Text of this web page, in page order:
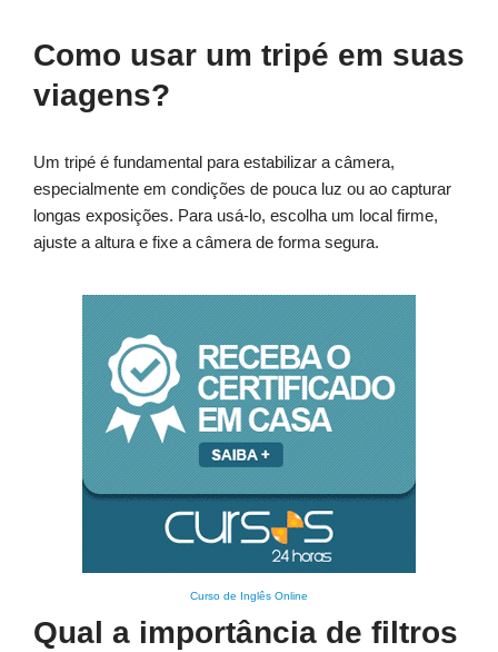
Como usar um tripé em suas
viagens?
Um tripé é fundamental para estabilizar a câmera,
especialmente em condições de pouca luz ou ao capturar
longas exposições. Para usá-lo, escolha um local firme,
ajuste a altura e fixe a câmera de forma segura.
Curso de Inglês Online
Qual a importância de filtros